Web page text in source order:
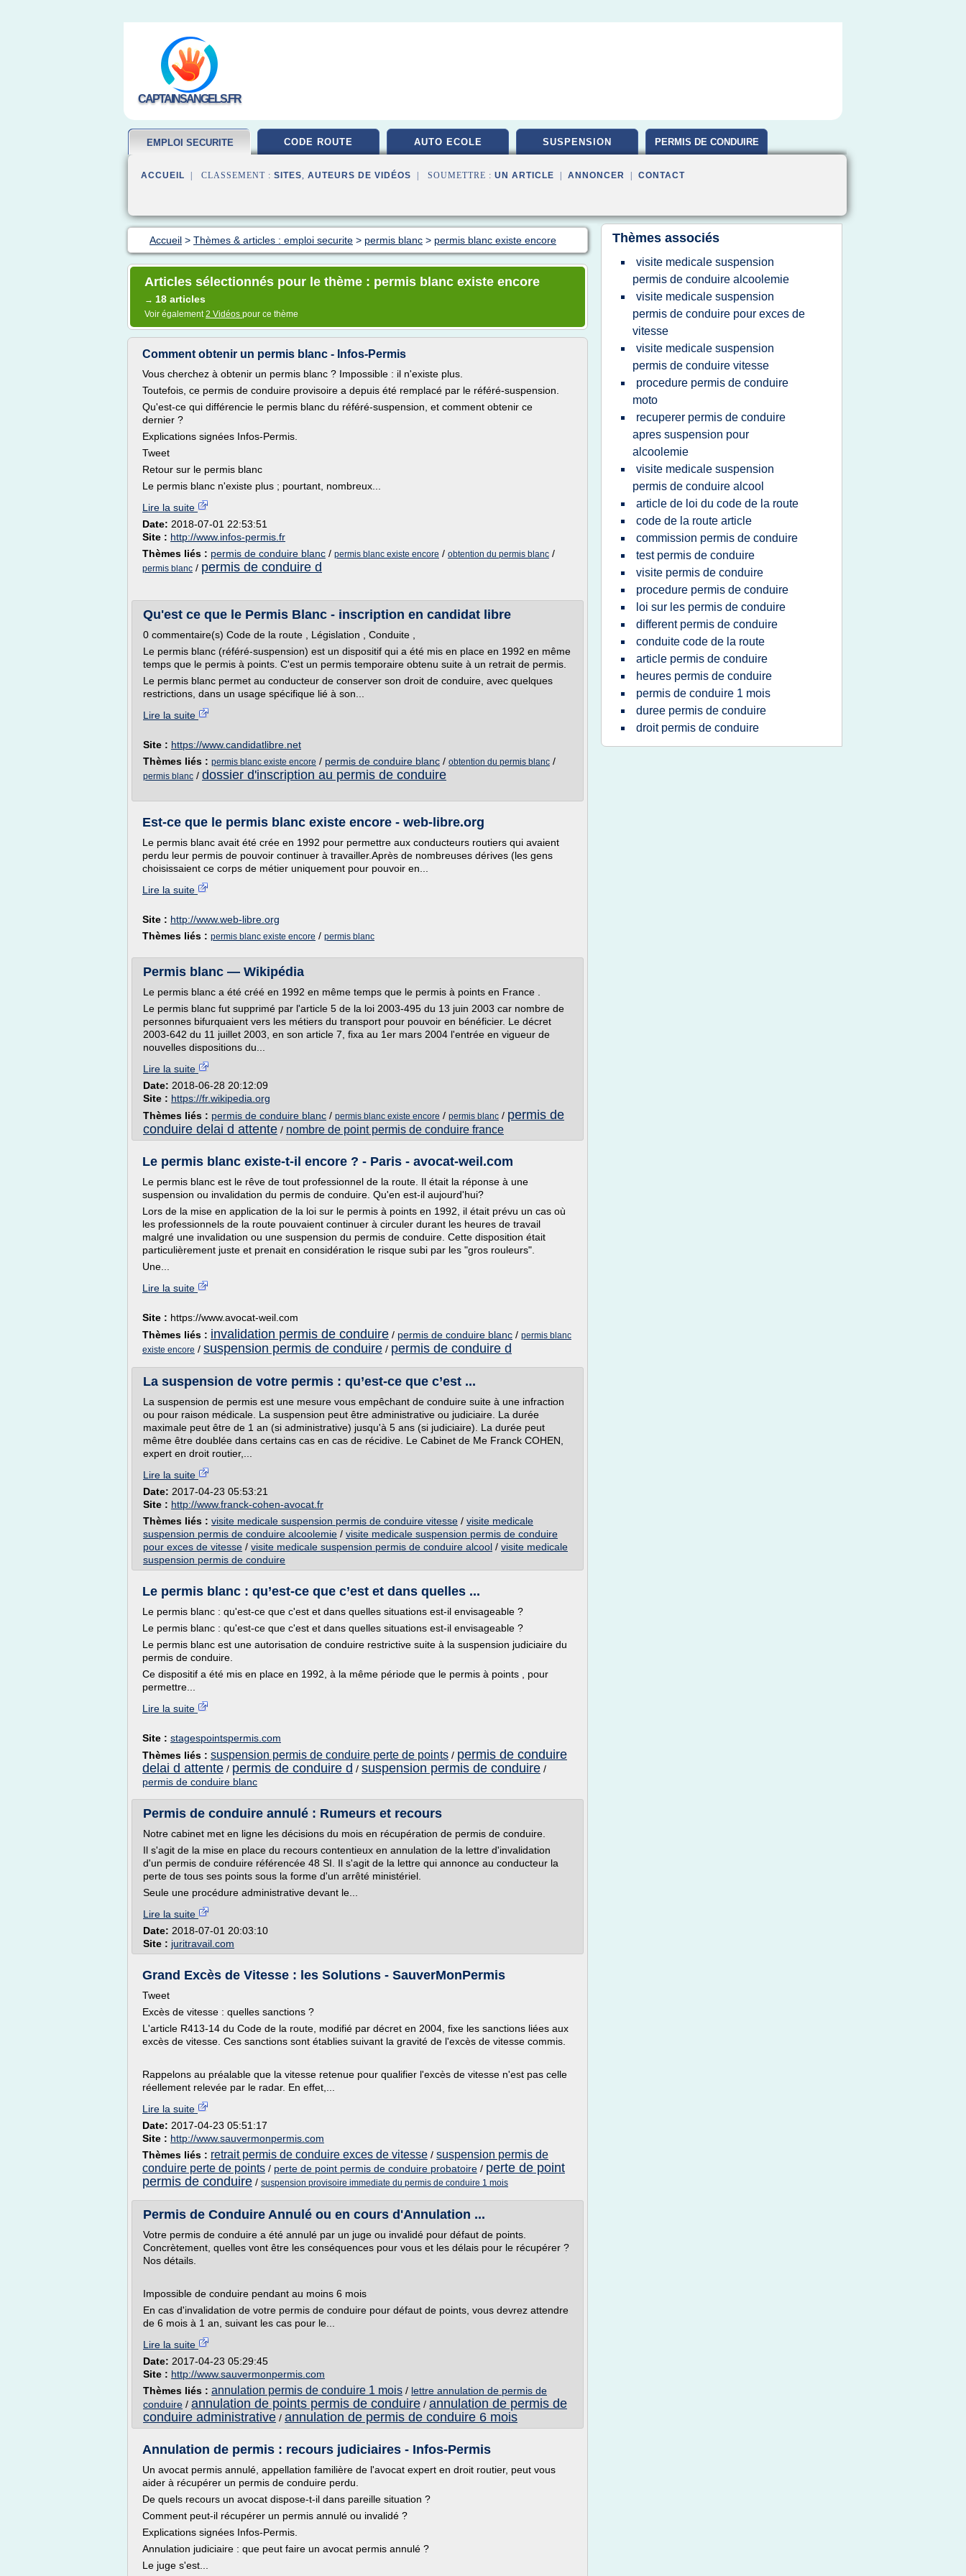
CAPTAINSANGELS.FR
EMPLOI SECURITE CODE ROUTE AUTO ECOLE SUSPENSION PERMIS DE CONDUIRE
ACCUEIL | CLASSEMENT : SITES, AUTEURS DE VIDÉOS | SOUMETTRE : UN ARTICLE ANNONCER CONTACT
Accueil > Thèmes & articles : emploi securite > permis blanc > permis blanc existe encore
Articles sélectionnés pour le thème : permis blanc existe encore
→ 18 articles
Voir également2 Vidéos pour ce thème
Comment obtenir un permis blanc - Infos-Permis
Vous cherchez à obtenir un permis blanc ? Impossible : il n'existe plus.
Toutefois, ce permis de conduire provisoire a depuis été remplacé par le référé-suspension.
Qu'est-ce qui différencie le permis blanc du référé-suspension, et comment obtenir ce
dernier ?
Explications signées Infos-Permis.
Tweet
Retour sur le permis blanc
Le permis blanc n'existe plus ; pourtant, nombreux...
Lire la suite
Date: 2018-07-01 22:53:51
Site : http://www.infos-permis.fr
Thèmes liés : permis de conduire blanc / permis blanc existe encore / obtention du permis blanc /
permis blanc / permis de conduire d
Qu'est ce que le Permis Blanc - inscription en candidat libre
0 commentaire(s) Code de la route , Législation , Conduite ,
Le permis blanc (référé-suspension) est un dispositif qui a été mis en place en 1992 en même
temps que le permis à points. C'est un permis temporaire obtenu suite à un retrait de permis.
Le permis blanc permet au conducteur de conserver son droit de conduire, avec quelques
restrictions, dans un usage spécifique lié à son...
Lire la suite
Site : https://www.candidatlibre.net
Thèmes liés : permis blanc existe encore / permis de conduire blanc / obtention du permis blanc /
permis blanc / dossier d'inscription au permis de conduire
Est-ce que le permis blanc existe encore - web-libre.org
Le permis blanc avait été crée en 1992 pour permettre aux conducteurs routiers qui avaient
perdu leur permis de pouvoir continuer à travailler.Après de nombreuses dérives (les gens
choisissaient ce corps de métier uniquement pour pouvoir en...
Lire la suite
Site : http://www.web-libre.org
Thèmes liés : permis blanc existe encore / permis blanc
Permis blanc — Wikipédia
Le permis blanc a été créé en 1992 en même temps que le permis à points en France .
Le permis blanc fut supprimé par l'article 5 de la loi 2003-495 du 13 juin 2003 car nombre de
personnes bifurquaient vers les métiers du transport pour pouvoir en bénéficier. Le décret
2003-642 du 11 juillet 2003, en son article 7, fixa au 1er mars 2004 l'entrée en vigueur de
nouvelles dispositions du...
Lire la suite
Date: 2018-06-28 20:12:09
Site : https://fr.wikipedia.org
Thèmes liés : permis de conduire blanc / permis blanc existe encore / permis blanc / permis de
conduire delai d attente / nombre de point permis de conduire france
Le permis blanc existe-t-il encore ? - Paris - avocat-weil.com
Le permis blanc est le rêve de tout professionnel de la route. Il était la réponse à une
suspension ou invalidation du permis de conduire. Qu'en est-il aujourd'hui?
Lors de la mise en application de la loi sur le permis à points en 1992, il était prévu un cas où
les professionnels de la route pouvaient continuer à circuler durant les heures de travail
malgré une invalidation ou une suspension du permis de conduire. Cette disposition était
particulièrement juste et prenait en considération le risque subi par les "gros rouleurs".
Une...
Lire la suite
Site : https://www.avocat-weil.com
Thèmes liés : invalidation permis de conduire / permis de conduire blanc / permis blanc
existe encore / suspension permis de conduire / permis de conduire d
La suspension de votre permis : qu’est-ce que c’est ...
La suspension de permis est une mesure vous empêchant de conduire suite à une infraction
ou pour raison médicale. La suspension peut être administrative ou judiciaire. La durée
maximale peut être de 1 an (si administrative) jusqu'à 5 ans (si judiciaire). La durée peut
même être doublée dans certains cas en cas de récidive. Le Cabinet de Me Franck COHEN,
expert en droit routier,...
Lire la suite
Date: 2017-04-23 05:53:21
Site : http://www.franck-cohen-avocat.fr
Thèmes liés : visite medicale suspension permis de conduire vitesse / visite medicale
suspension permis de conduire alcoolemie / visite medicale suspension permis de conduire
pour exces de vitesse / visite medicale suspension permis de conduire alcool / visite medicale
suspension permis de conduire
Le permis blanc : qu’est-ce que c’est et dans quelles ...
Le permis blanc : qu'est-ce que c'est et dans quelles situations est-il envisageable ?
Le permis blanc : qu'est-ce que c'est et dans quelles situations est-il envisageable ?
Le permis blanc est une autorisation de conduire restrictive suite à la suspension judiciaire du
permis de conduire.
Ce dispositif a été mis en place en 1992, à la même période que le permis à points , pour
permettre...
Lire la suite
Site : stagespointspermis.com
Thèmes liés : suspension permis de conduire perte de points / permis de conduire
delai d attente / permis de conduire d / suspension permis de conduire /
permis de conduire blanc
Permis de conduire annulé : Rumeurs et recours
Notre cabinet met en ligne les décisions du mois en récupération de permis de conduire.
Il s'agit de la mise en place du recours contentieux en annulation de la lettre d'invalidation
d'un permis de conduire référencée 48 SI. Il s'agit de la lettre qui annonce au conducteur la
perte de tous ses points sous la forme d'un arrêté ministériel.
Seule une procédure administrative devant le...
Lire la suite
Date: 2018-07-01 20:03:10
Site : juritravail.com
Grand Excès de Vitesse : les Solutions - SauverMonPermis
Tweet
Excès de vitesse : quelles sanctions ?
L'article R413-14 du Code de la route, modifié par décret en 2004, fixe les sanctions liées aux
excès de vitesse. Ces sanctions sont établies suivant la gravité de l'excès de vitesse commis.
Rappelons au préalable que la vitesse retenue pour qualifier l'excès de vitesse n'est pas celle
réellement relevée par le radar. En effet,...
Lire la suite
Date: 2017-04-23 05:51:17
Site : http://www.sauvermonpermis.com
Thèmes liés : retrait permis de conduire exces de vitesse / suspension permis de
conduire perte de points / perte de point permis de conduire probatoire / perte de point
permis de conduire / suspension provisoire immediate du permis de conduire 1 mois
Permis de Conduire Annulé ou en cours d'Annulation ...
Votre permis de conduire a été annulé par un juge ou invalidé pour défaut de points.
Concrètement, quelles vont être les conséquences pour vous et les délais pour le récupérer ?
Nos détails.
Impossible de conduire pendant au moins 6 mois
En cas d'invalidation de votre permis de conduire pour défaut de points, vous devrez attendre
de 6 mois à 1 an, suivant les cas pour le...
Lire la suite
Date: 2017-04-23 05:29:45
Site : http://www.sauvermonpermis.com
Thèmes liés : annulation permis de conduire 1 mois / lettre annulation de permis de
conduire / annulation de points permis de conduire / annulation de permis de
conduire administrative / annulation de permis de conduire 6 mois
Annulation de permis : recours judiciaires - Infos-Permis
Un avocat permis annulé, appellation familière de l'avocat expert en droit routier, peut vous
aider à récupérer un permis de conduire perdu.
De quels recours un avocat dispose-t-il dans pareille situation ?
Comment peut-il récupérer un permis annulé ou invalidé ?
Explications signées Infos-Permis.
Annulation judiciaire : que peut faire un avocat permis annulé ?
Le juge s'est...
Thèmes associés
visite medicale suspension
permis de conduire alcoolemie
visite medicale suspension
permis de conduire pour exces de
vitesse
visite medicale suspension
permis de conduire vitesse
procedure permis de conduire
moto
recuperer permis de conduire
apres suspension pour
alcoolemie
visite medicale suspension
permis de conduire alcool
article de loi du code de la route
code de la route article
commission permis de conduire
test permis de conduire
visite permis de conduire
procedure permis de conduire
loi sur les permis de conduire
different permis de conduire
conduite code de la route
article permis de conduire
heures permis de conduire
permis de conduire 1 mois
duree permis de conduire
droit permis de conduire